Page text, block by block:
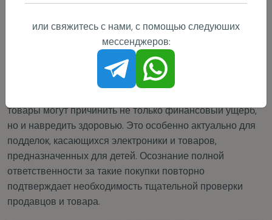
ПЛАТФОРМ
Каждый год увеличивается количество подделок на
международных торговых площадках. Продавцы
используют название известных брендов для продажи
низкокачественных копий. При этом покупатели часто не
товары могут причинить не только финансовый ущерб,
но и навредить здоровью. Это особенно актуально для
подделок, касающихся электроники и товаров,
предназначенных для детей. Осознание полной
ответственности за такие покупки повторно
подтверждает необходимость тщательной проверки
продавцов и товара.
или свяжитесь с нами, с помощью следуюших
мессенджеров: